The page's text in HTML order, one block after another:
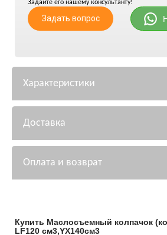
Задайте его нашему консультанту!
Задать вопрос
Характеристики
Доставка
Оплата и возврат
Купить Маслосъемный колпачок
LF120 см3,YX140см3